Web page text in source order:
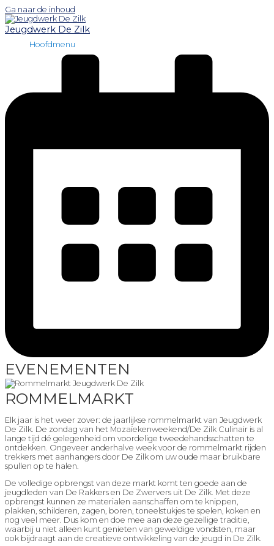
Ga naar de inhoud
Jeugdwerk De Zilk
Hoofdmenu
EVENEMENTEN
ROMMELMARKT
Elk jaar is het weer zover: de jaarlijkse rommelmarkt van Jeugdwerk
De Zilk. De zondag van het Mozaïekenweekend/De Zilk Culinair is al
lange tijd dé gelegenheid om voordelige tweedehandsschatten te
ontdekken. Ongeveer anderhalve week voor de rommelmarkt rijden
trekkers met aanhangers door De Zilk om uw oude maar bruikbare
spullen op te halen.
De volledige opbrengst van deze markt komt ten goede aan de
jeugdleden van De Rakkers en De Zwervers uit De Zilk. Met deze
opbrengst kunnen ze materialen aanschaffen om te knippen,
plakken, schilderen, zagen, boren, toneelstukjes te spelen, koken en
nog veel meer. Dus kom en doe mee aan deze gezellige traditie,
waarbij u niet alleen kunt genieten van geweldige vondsten, maar
ook bijdraagt aan de creatieve ontwikkeling van de jeugd in De Zilk.